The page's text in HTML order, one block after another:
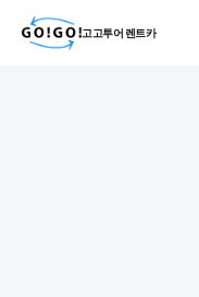
고고투어 렌트카